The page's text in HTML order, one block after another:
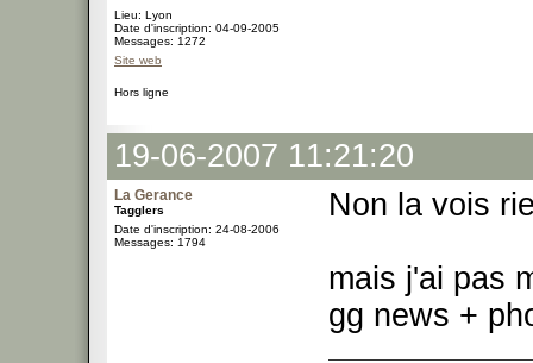
Lieu: Lyon
Date d'inscription: 04-09-2005
Messages: 1272
Site web
Hors ligne
19-06-2007 11:21:20
La Gerance
Tagglers
Date d'inscription: 24-08-2006
Messages: 1794
Non la vois
mais j'ai pas
gg news +